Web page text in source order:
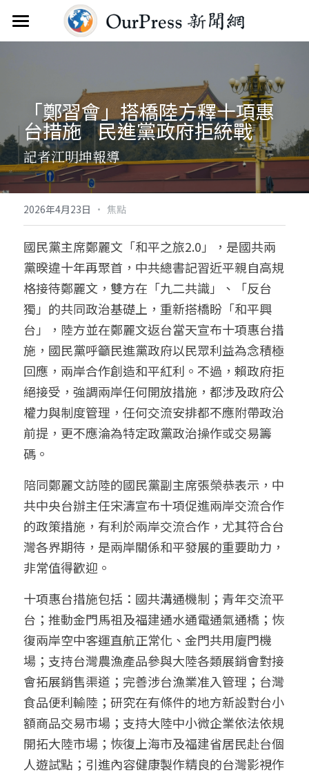
首頁
分類
焦點新聞
觀點評析
文教新聞
綜合生活
人物報導
國際財經
關於
服務
聯繫
訂閱電子報
FAQ
搜索
「鄭習會」搭橋陸方釋十項惠
台措施    民進黨政府拒統戰
記者江明坤報導
2026年4月23日 · 焦點
國民黨主席鄭麗文「和平之旅2.0」，是國共兩
黨暌違十年再聚首，中共總書記習近平親自高規
格接待鄭麗文，雙方在「九二共識」、「反台
獨」的共同政治基礎上，重新搭橋盼「和平興
台」，陸方並在鄭麗文返台當天宣布十項惠台措
施，國民黨呼籲民進黨政府以民眾利益為念積極
回應，兩岸合作創造和平紅利。不過，賴政府拒
絕接受，強調兩岸任何開放措施，都涉及政府公
權力與制度管理，任何交流安排都不應附帶政治
前提，更不應淪為特定政黨政治操作或交易籌
碼。
陪同鄭麗文訪陸的國民黨副主席張榮恭表示，中
共中央台辦主任宋濤宣布十項促進兩岸交流合作
的政策措施，有利於兩岸交流合作，尤其符合台
灣各界期待，是兩岸關係和平發展的重要助力，
非常值得歡迎。
十項惠台措施包括：國共溝通機制；青年交流平
台；推動金門馬祖及福建通水通電通氣通橋；恢
復兩岸空中客運直航正常化、金門共用廈門機
場；支持台灣農漁產品參與大陸各類展銷會對接
會拓展銷售渠道；完善涉台漁業准入管理；台灣
食品便利輸陸；研究在有條件的地方新設對台小
額商品交易市場；支持大陸中小微企業依法依規
開拓大陸市場；恢復上海市及福建省居民赴台個
人遊試點；引進內容健康製作精良的台灣影視作